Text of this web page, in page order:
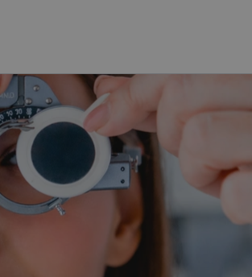
Jūsų įrenginį,
Šie slapukai
platforma,
nuo tam tikro